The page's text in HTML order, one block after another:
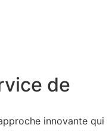
de
innovante qui